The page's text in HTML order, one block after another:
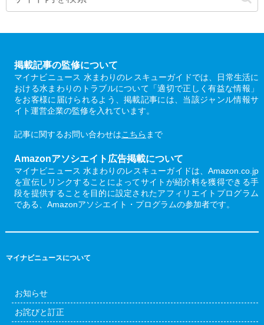
掲載記事の監修について
マイナビニュース 水まわりのレスキューガイドでは、日常生活に
おける水まわりのトラブルについて「適切で正しく有益な情報」
をお客様に届けられるよう、掲載記事には、当該ジャンル情報サ
イト運営企業の監修を入れています。
記事に関するお問い合わせはこちら まで
Amazonアソシエイト広告掲載について
マイナビニュース 水まわりのレスキューガイドは、Amazon.co.jp
を宣伝しリンクすることによってサイトが紹介料を獲得できる手
段を提供することを目的に設定されたアフィリエイトプログラム
である、Amazonアソシエイト・プログラムの参加者です。
マイナビニュースについて
お知らせ
お詫びと訂正